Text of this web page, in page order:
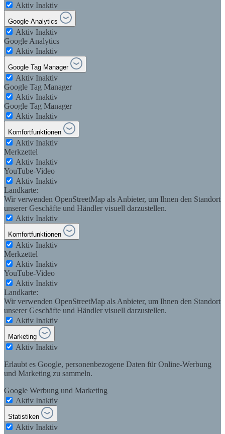
Aktiv Inaktiv
Google Analytics
Aktiv Inaktiv
Google Analytics
Aktiv Inaktiv
Google Tag Manager
Aktiv Inaktiv
Google Tag Manager
Aktiv Inaktiv
Google Tag Manager
Aktiv Inaktiv
Komfortfunktionen
Aktiv Inaktiv
Merkzettel
Aktiv Inaktiv
YouTube-Video
Aktiv Inaktiv
Landkarte:
Wir verwenden OpenStreetMap als Anbieter, um Ihnen den Standort
unserer Geschäfte und Händler visuell darzustellen.
Aktiv Inaktiv
Komfortfunktionen
Aktiv Inaktiv
Merkzettel
Aktiv Inaktiv
YouTube-Video
Aktiv Inaktiv
Landkarte:
Wir verwenden OpenStreetMap als Anbieter, um Ihnen den Standort
unserer Geschäfte und Händler visuell darzustellen.
Aktiv Inaktiv
Marketing
Aktiv Inaktiv
Erlaubt es Google, personenbezogene Daten für Online-Werbung
und Marketing zu sammeln.
Google Werbung und Marketing
Aktiv Inaktiv
Statistiken
Aktiv Inaktiv